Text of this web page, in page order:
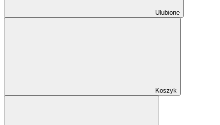
Ulubione
Koszyk